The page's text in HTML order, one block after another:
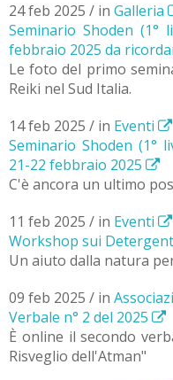
24 feb 2025 / in Galleria
Seminario Shoden (1°
febbraio 2025 da
Le foto del primo
Reiki nel Sud Italia.
14 feb 2025 / in Eventi
Seminario Shoden (1°
21-22 febbraio 2025
C'è ancora un ultimo
11 feb 2025 / in Eventi
Workshop sui
Un aiuto dalla natura
09 feb 2025 / in
Verbale n° 2 del 2025
È online il secondo
Risveglio dell'Atman"